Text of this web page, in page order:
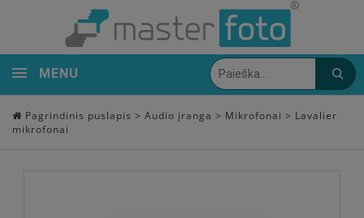
MENU
Pagrindinis puslapis > Audio įranga > Mikrofonai > Lavalier
mikrofonai